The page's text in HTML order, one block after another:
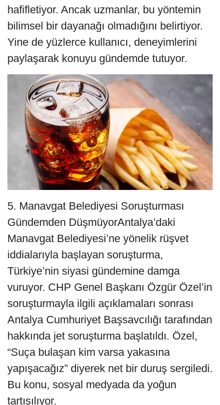
hafifletiyor. Ancak uzmanlar, bu yöntemin
bilimsel bir dayanağı olmadığını belirtiyor.
Yine de yüzlerce kullanıcı, deneyimlerini
paylaşarak konuyu gündemde tutuyor.
5. Manavgat Belediyesi Soruşturması
Gündemden DüşmüyorAntalya’daki
Manavgat Belediyesi’ne yönelik rüşvet
iddialarıyla başlayan soruşturma,
Türkiye’nin siyasi gündemine damga
vuruyor. CHP Genel Başkanı Özgür Özel’in
soruşturmayla ilgili açıklamaları sonrası
Antalya Cumhuriyet Başsavcılığı tarafından
hakkında jet soruşturma başlatıldı. Özel,
“Suça bulaşan kim varsa yakasına
yapışacağız” diyerek net bir duruş sergiledi.
Bu konu, sosyal medyada da yoğun
tartışılıyor.